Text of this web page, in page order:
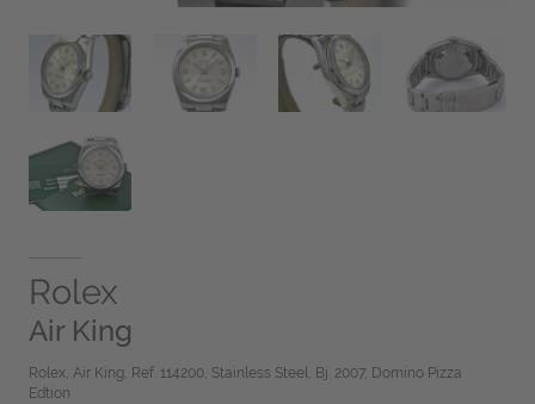
Rolex
Air King
Rolex, Air King, Ref. 114200, Stainless Steel, Bj. 2007, Domino Pizza
Edtion